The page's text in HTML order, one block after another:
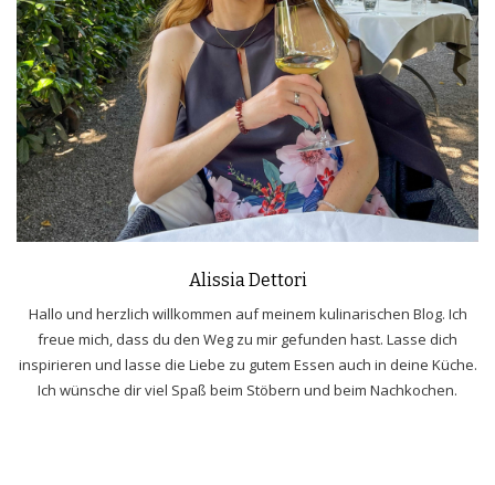
Alissia Dettori
Hallo und herzlich willkommen auf meinem kulinarischen Blog. Ich
freue mich, dass du den Weg zu mir gefunden hast. Lasse dich
inspirieren und lasse die Liebe zu gutem Essen auch in deine Küche.
Ich wünsche dir viel Spaß beim Stöbern und beim Nachkochen.